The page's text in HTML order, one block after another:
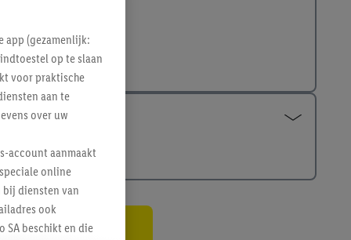
app (gezamenlijk:
op te slaan
voor praktische
aan te
over uw
account aanmaakt
online
diensten van
ook
SA beschikt en die